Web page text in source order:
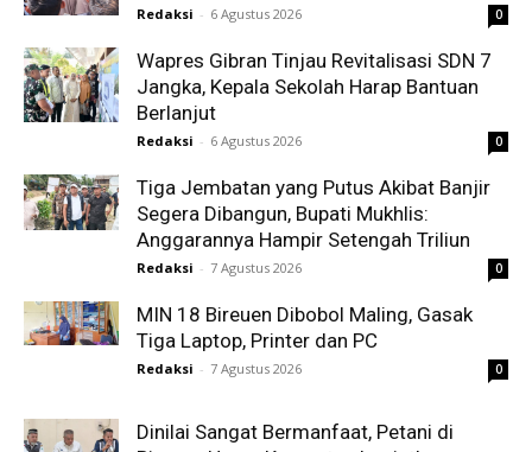
Redaksi - 6 Agustus 2026 0
Wapres Gibran Tinjau Revitalisasi SDN 7
Jangka, Kepala Sekolah Harap Bantuan
Berlanjut
Redaksi - 6 Agustus 2026 0
Tiga Jembatan yang Putus Akibat Banjir
Segera Dibangun, Bupati Mukhlis:
Anggarannya Hampir Setengah Triliun
Redaksi - 7 Agustus 2026 0
MIN 18 Bireuen Dibobol Maling, Gasak
Tiga Laptop, Printer dan PC
Redaksi - 7 Agustus 2026 0
Dinilai Sangat Bermanfaat, Petani di